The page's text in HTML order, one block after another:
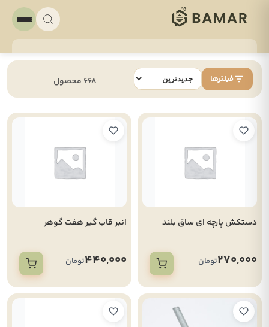
فیلترها 668 محصول
دستکش پارچه ای ساق بلند
270,000تومان
انبر قاب گیر هفت گوهر
440,000تومان